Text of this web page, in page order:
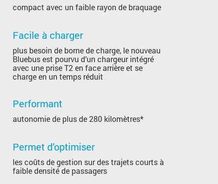
compact avec un faible rayon de braquage
Facile à charger
plus besoin de borne de charge, le nouveau
Bluebus est pourvu d’un chargeur intégré
avec une prise T2 en face arrière et se
charge en un temps réduit
Performant
autonomie de plus de 280 kilomètres*
Permet d’optimiser
les coûts de gestion sur des trajets courts à
faible densité de passagers